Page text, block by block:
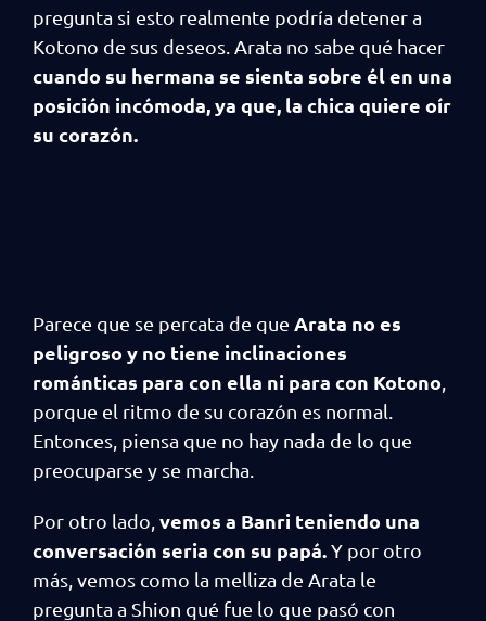
pregunta si esto realmente podría detener a
Kotono de sus deseos. Arata no sabe qué hacer
cuando su hermana se sienta sobre él en una
posición incómoda, ya que, la chica quiere oír
su corazón.
Parece que se percata de que Arata no es
peligroso y no tiene inclinaciones
románticas para con ella ni para con Kotono
porque el ritmo de su corazón es normal.
Entonces, piensa que no hay nada de lo que
preocuparse y se marcha.
Por otro lado, vemos a Banri teniendo una
conversación seria con su papá.Y por otro
más, vemos como la melliza de Arata le
pregunta a Shion qué fue lo que pasó con